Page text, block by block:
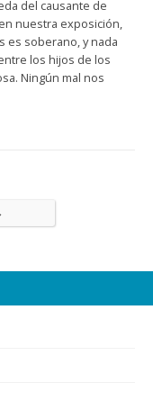
del causante de
nuestra exposición,
es soberano, y nada
los hijos de los
Ningún mal nos